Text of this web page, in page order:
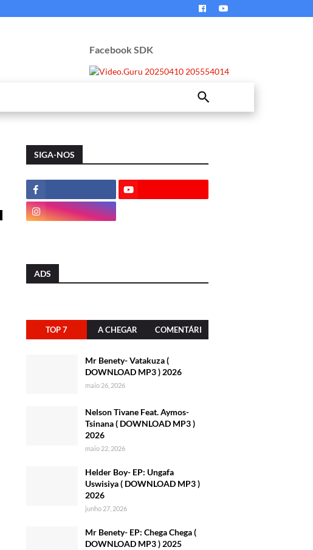
Facebook SDK
SIGA-NOS
ADS
TOP 7 A CHEGAR COMENTÁRI
Mr Benety- Vatakuza (
DOWNLOAD MP3 ) 2026
maio 26, 2026
Nelson Tivane Feat. Aymos-
Tsinana ( DOWNLOAD MP3 )
2026
maio 22, 2026
Helder Boy- EP: Ungafa
Uswisiya ( DOWNLOAD MP3 )
2026
junho 27, 2026
Mr Benety- EP: Chega Chega (
DOWNLOAD MP3 ) 2025